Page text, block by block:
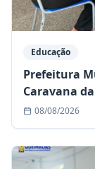
Educação
Prefeitura
Caravana
Plano
08/08/2026